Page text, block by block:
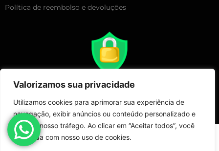
Valorizamos sua privacidade
Utilizamos cookies para aprimorar sua experiência de
navegação, exibir anúncios ou conteúdo personalizado e
analisar nosso tráfego. Ao clicar em “Aceitar todos”, você
concorda com nosso uso de cookies.
Política de reembolso e devoluções
Copyright 2025 – Live Show Merchandising | Todos Direitos